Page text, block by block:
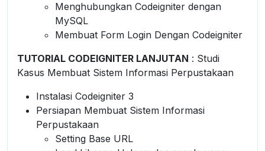
Menghubungkan Codeigniter dengan
MySQL
Membuat Form Login Dengan Codeigniter
TUTORIAL CODEIGNITER LANJUTAN : Studi
Kasus Membuat Sistem Informasi Perpustakaan
Instalasi Codeigniter 3
Persiapan Membuat Sistem Informasi
Perpustakaan
Setting Base URL